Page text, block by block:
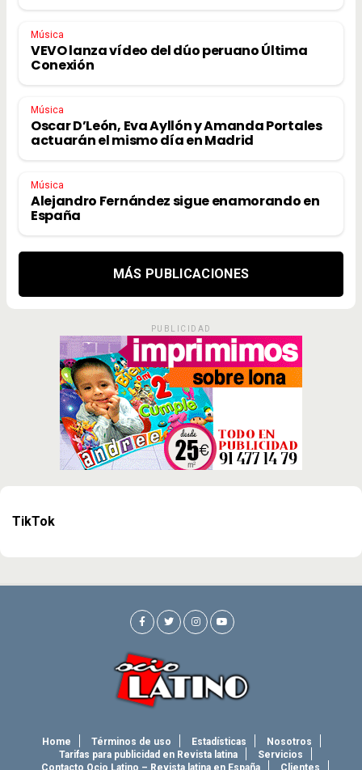
Música
VEVO lanza vídeo del dúo peruano Última
Conexión
Música
Oscar D’León, Eva Ayllón y Amanda Portales
actuarán el mismo día en Madrid
Música
Alejandro Fernández sigue enamorando en
España
MÁS PUBLICACIONES
PUBLICIDAD
TikTok
Home Términos de uso Estadísticas
Nosotros
Tarifas para publicidad en Revista latina
Servicios